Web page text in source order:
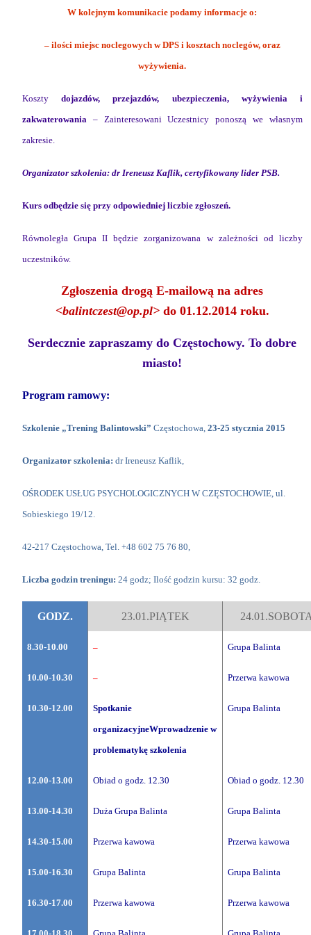
W kolejnym komunikacie podamy informacje o:
– ilości miejsc noclegowych w DPS i kosztach noclegów, oraz
wyżywienia.
Kosztydojazdów, przejazdów, ubezpieczenia, wyżywienia i
zakwaterowania – Zainteresowani Uczestnicy ponoszą we własnym
zakresie.
Organizator szkolenia: dr Ireneusz Kaflik, certyfikowany lider PSB.
Kurs odbędzie się przy odpowiedniej liczbie zgłoszeń.
Równoległa Grupa II będzie zorganizowana w zależności od liczby
uczestników.
Zgłoszenia drogą E-mailową na adres
<balintczest@op.pl> do 01.12.2014 roku.
Serdecznie zapraszamy do Częstochowy. To dobre
miasto!
Program ramowy:
Szkolenie „Trening Balintowski” Częstochowa,23-25 stycznia 2015
Organizator szkolenia: dr Ireneusz Kaflik,
OŚRODEK USŁUG PSYCHOLOGICZNYCH W CZĘSTOCHOWIE, ul.
Sobieskiego 19/12.
42-217 Częstochowa, Tel. +48 602 75 76 80,
Liczba godzin treningu:24 godz; Ilość godzin kursu: 32 godz.
GODZ. 23.01.PIĄTEK
8.30-10.00 – Grupa Balinta
10.00-10.30 – Przerwakawowa
10.30-12.00
Spotkanie
organizacyjneWprowadzenie w
problematykę szkolenia
Grupa Balinta
12.00-13.00 Obiad o godz. 12.30 Obiad o godz. 12.30
13.00-14.30 Duża Grupa Balinta Grupa Balinta
14.30-15.00 Przerwa kawowa Przerwa kawowa
15.00-16.30 Grupa Balinta Grupa Balinta
16.30-17.00 Przerwa kawowa Przerwa kawowa